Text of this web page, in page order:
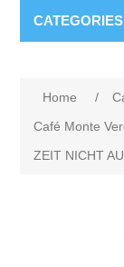
CATEGORIES
Home /
Café Monte
ZEIT NICHT